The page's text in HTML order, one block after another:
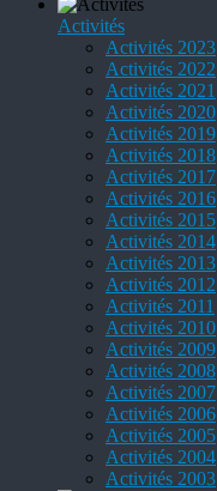
Activités
Activités 2023
Activités 2022
Activités 2021
Activités 2020
Activités 2019
Activités 2018
Activités 2017
Activités 2016
Activités 2015
Activités 2014
Activités 2013
Activités 2012
Activités 2011
Activités 2010
Activités 2009
Activités 2008
Activités 2007
Activités 2006
Activités 2005
Activités 2004
Activités 2003